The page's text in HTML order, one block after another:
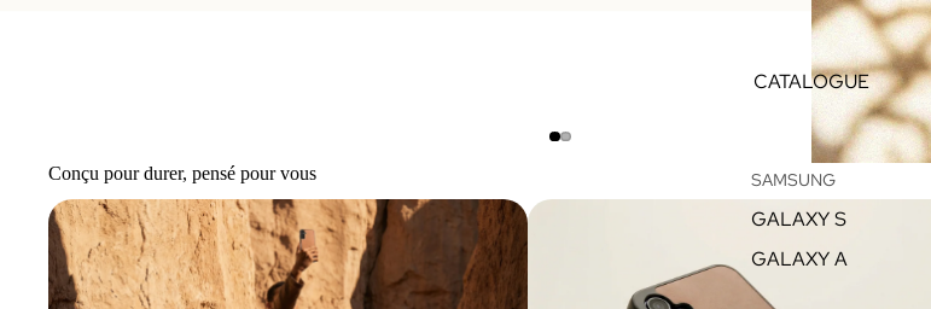
CATALOGUE
SAMSUNG
GALAXY S
GALAXY A
Conçu pour durer, pensé pour vous